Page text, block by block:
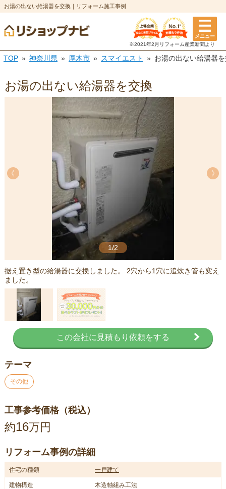
お湯の出ない給湯器を交換｜リフォーム施工事例
メニュー
※2021年2月リフォーム産業新聞より
TOP 神奈川県 厚木市 スマイエスト お湯の出ない給湯器
お湯の出ない給湯器を交換
1/2
《
《
据え置き型の給湯器に交換しました。 2穴から1穴に追炊き管も変え
ました。
この会社に見積もり依頼をする
テーマ
その他
工事参考価格（税込）
約16万円
リフォーム事例の詳細
住宅の種類 一戸建て
建物構造 木造軸組み工法